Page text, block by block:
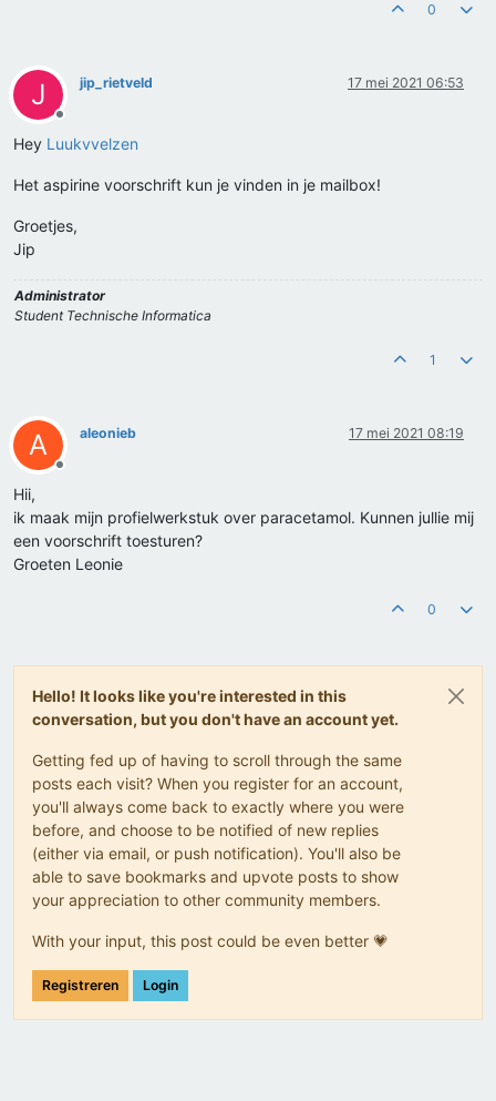
0
J
Offline
jip_rietveld 17 mei 2021 06:53
Hey Luukvvelzen
Het aspirine voorschrift kun je vinden in je mailbox!
Groetjes,
Jip
Administrator
Student Technische Informatica
1
A
Offline
aleonieb 17 mei 2021 08:19
Hii,
ik maak mijn profielwerkstuk over paracetamol. Kunnen jullie mij
een voorschrift toesturen?
Groeten Leonie
0
Hello! It looks like you're interested in this
conversation, but you don't have an account yet.
Getting fed up of having to scroll through the same
posts each visit? When you register for an account,
you'll always come back to exactly where you were
before, and choose to be notified of new replies
(either via email, or push notification). You'll also be
able to save bookmarks and upvote posts to show
your appreciation to other community members.
With your input, this post could be even better 💗
Registreren Login